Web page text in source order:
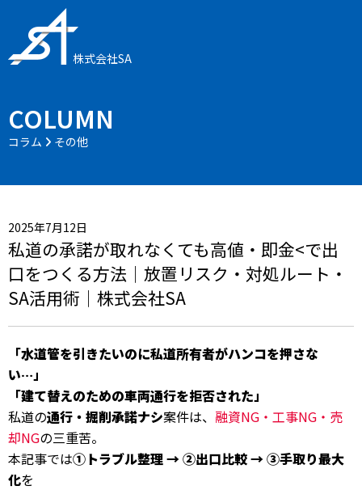
株式会社SA
COLUMN
コラム その他
2025年7月12日
私道の承諾が取れなくても高値・即金<で出
口をつくる方法｜放置リスク・対処ルート・
SA活用術｜株式会社SA
「水道管を引きたいのに私道所有者がハンコを押さな
い…」
「建て替えのための車両通行を拒否された」
私道の通行・掘削承諾ナシ案件は、 融資NG・工事NG・売
却NGの三重苦。
本記事では①トラブル整理 → ②出口比較 → ③手取り最大
化を